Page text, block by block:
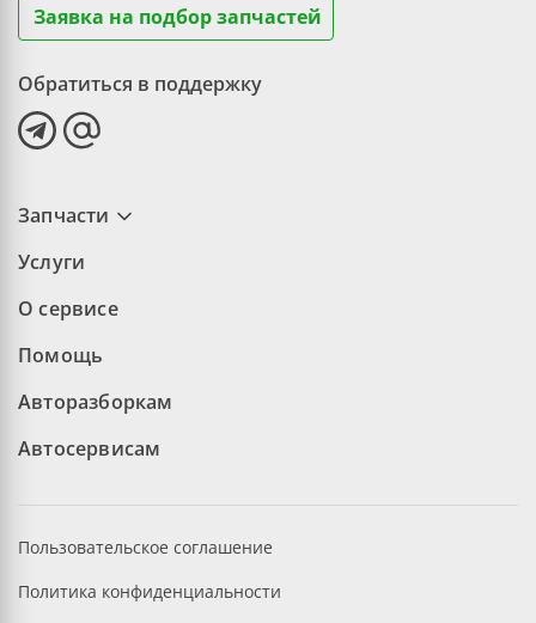
Заявка на подбор запчастей
Обратиться в поддержку
Запчасти
Услуги
О сервисе
Помощь
Авторазборкам
Автосервисам
Пользовательское соглашение
Политика конфиденциальности